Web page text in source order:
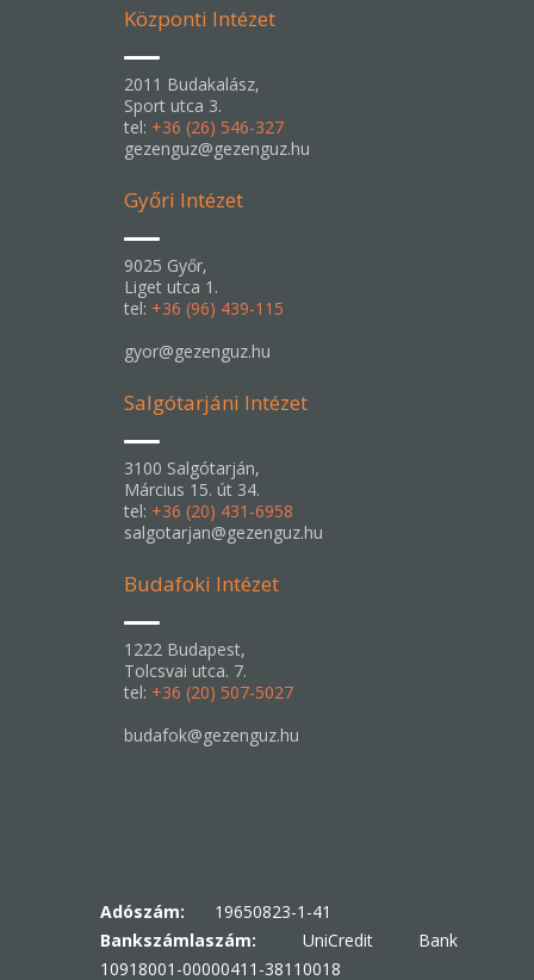
Központi Intézet
2011 Budakalász,
Sport utca 3.
tel: +36 (26) 546-327
gezenguz@gezenguz.hu
Győri Intézet
9025 Győr,
Liget utca 1.
tel: +36 (96) 439-115
gyor@gezenguz.hu
Salgótarjáni Intézet
3100 Salgótarján,
Március 15. út 34.
tel: +36 (20) 431-6958
salgotarjan@gezenguz.hu
Budafoki Intézet
1222 Budapest,
Tolcsvai utca. 7.
tel: +36 (20) 507-5027
budafok@gezenguz.hu
Adószám: 19650823-1-41
Bankszámlaszám: UniCredit Bank
10918001-00000411-38110018